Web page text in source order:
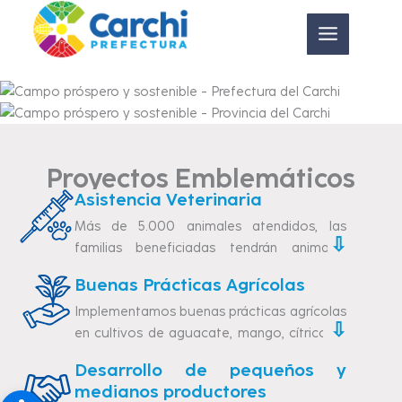
contenido
Proyectos Emblemáticos
Asistencia Veterinaria
Más de 5.000 animales atendidos, las
familias beneficiadas tendrán animales
comercialización.
⇩
Llevamos a cabo una campaña continua
de Asistencia Veterinaria que brinda
desparasitación, vitaminización,
intervenciones quirúrgicas como
Buenas Prácticas Agrícolas
Implementamos buenas prácticas agrícolas
en cultivos de aguacate, mango, cítricos y
⇩
El objetivo es fortalecer las capacidades
Desarrollo de pequeños y
medianos productores